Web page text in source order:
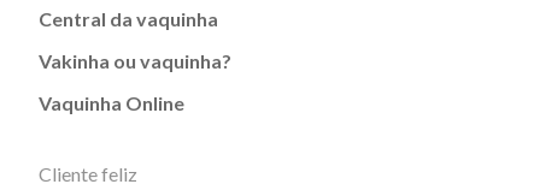
Central da vaquinha
Vakinha ou vaquinha?
Vaquinha Online
Cliente feliz